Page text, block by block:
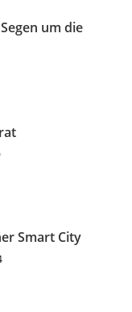
um die
Smart City